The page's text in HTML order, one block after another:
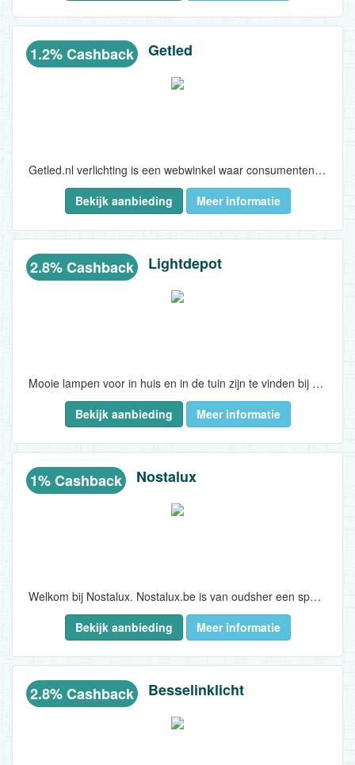
1.2% Cashback Getled
Getled.nl verlichting is een webwinkel waar consumenten zuinige ledlampen online tegen betaalbare prijzen kunnen kopen. Bij Getled.nl vindt u een ruim assortiment ledverlichting, waardoor u eenvoudig de juiste lampen vindt...
Bekijk aanbieding
Meer informatie
2.8% Cashback Lightdepot
Mooie lampen voor in huis en in de tuin zijn te vinden bij Lightdepot.nl!..
Bekijk aanbieding
Meer informatie
1% Cashback Nostalux
Welkom bij Nostalux. Nostalux.be is van oudsher een specialist in Klassieke & Oudhollandse buitenverlichting, brievenbussen, zonnewijzers en raam & deur roosters. Het grootse deel van de producten welke Nostalux verkoopt worden nog met de hand vervaardigd. De afgelopen jaren is de collectie ook uitgebreid met een modernere look en blijft Nostalux.nl hun collectie uitbreiden met kwalitatief hoogwaardige producten op gebied van verlichting, tuin & decoratie...
Bekijk aanbieding
Meer informatie
2.8% Cashback Besselinklicht